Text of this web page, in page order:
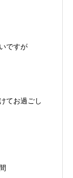
ですが
てお過ごし